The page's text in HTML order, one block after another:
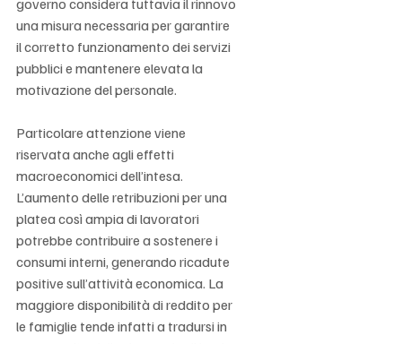
una misura necessaria per garantire
il corretto funzionamento dei servizi
pubblici e mantenere elevata la
motivazione del personale.
Particolare attenzione viene
riservata anche agli effetti
macroeconomici dell’intesa.
L’aumento delle retribuzioni per una
platea così ampia di lavoratori
potrebbe contribuire a sostenere i
consumi interni, generando ricadute
positive sull’attività economica. La
maggiore disponibilità di reddito per
le famiglie tende infatti a tradursi in